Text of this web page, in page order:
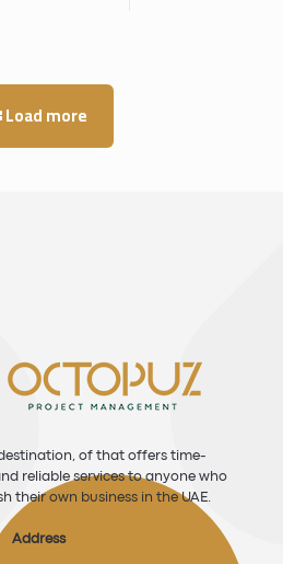
Load more
of that offers time-
reliable services to anyone who
their own business in the UAE.
Address